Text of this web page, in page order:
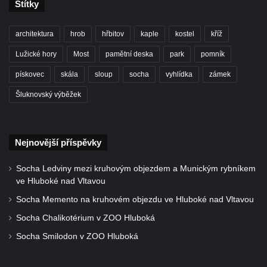
Lavička Václava Havla v Novém Boru
Lavička Václava Havla v Krásné Lípě
Upoutávka JduHřebenovkou u parkoviště
Sousoší svatého Václava, svatého Floriána
od Mezné
Srbské Kamenici
Podstavec v zámecké zahradě v Duchcově
Sousoší dětí u obecního úřadu v Janově
Štítky
architektura hrob hřbitov kaple kostel kříž
Lužické hory Most pamětní deska park pomník
pískovec skála sloup socha vyhlídka zámek
Šluknovský výběžek
Nejnovější příspěvky
Socha Ledviny mezi kruhovým objezdem a Munickým rybníkem
ve Hluboké nad Vltavou
Socha Memento na kruhovém objezdu ve Hluboké nad Vltavou
Socha Chalikotérium v ZOO Hluboká
Socha Smilodon v ZOO Hluboká